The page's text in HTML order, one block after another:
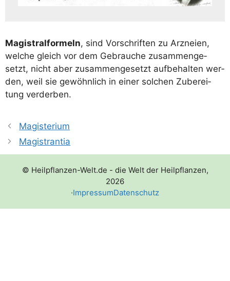
Magis­tral­for­meln, sind Vor­schrif­ten zu Arz­nei­en,
wel­che gleich vor dem Gebrau­che zusam­men­ge­
setzt, nicht aber zusam­men­ge­setzt auf­be­hal­ten wer­
den, weil sie gewöhn­lich in einer sol­chen Zube­rei­
tung verderben.
Magisterium
Magistrantia
© Heilpflanzen-Welt.de - die Welt der Heilpflanzen,
2026
·ImpressumDatenschutz